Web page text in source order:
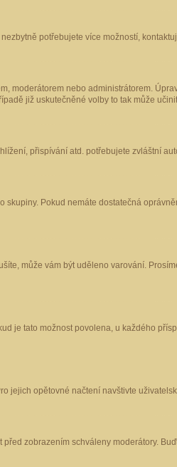
potřebujete více možností,
moderátorem nebo administrátorem.
již uskutečněné volby to tak může
přispívání atd. potřebujete zvláštní
Pokud nemáte dostatečná
může vám být uděleno varování.
je tato možnost povolena, u každého
jejich opětovné načtení navštivte
zobrazením schváleny moderátory.